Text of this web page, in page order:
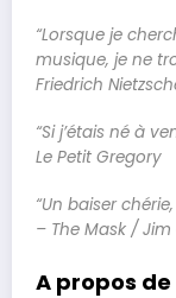
“Lorsque je
musique, je ne
Friedrich
“Si j’étais né à
Le Petit Gregory
“Un baiser
– The Mask /
A propos